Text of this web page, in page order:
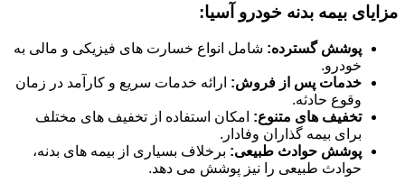
مزایای بیمه بدنه خودرو آسیا:
پوشش گسترده: شامل انواع خسارت های فیزیکی و مالی به
خودرو.
خدمات پس از فروش: ارائه خدمات سریع و کارآمد در زمان
وقوع حادثه.
تخفیف های متنوع: امکان استفاده از تخفیف های مختلف
برای بیمه گذاران وفادار.
پوشش حوادث طبیعی: برخلاف بسیاری از بیمه های بدنه،
حوادث طبیعی را نیز پوشش می دهد.